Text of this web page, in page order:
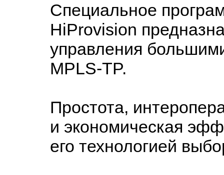
Специальное
HiProvision
управления
MPLS-TP.
Простота,
и экономическая
его технологией